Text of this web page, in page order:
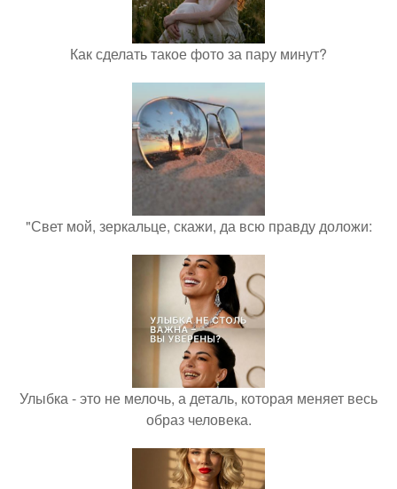
Как сделать такое фото за пару минут?
"Свет мой, зеркальце, скажи, да всю правду доложи:
Улыбка - это не мелочь, а деталь, которая меняет весь
образ человека.